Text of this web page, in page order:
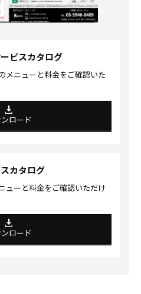
ビスカタログ
メニューと料金をご確認いた
ロード
カタログ
ューと料金をご確認いただけ
ロード